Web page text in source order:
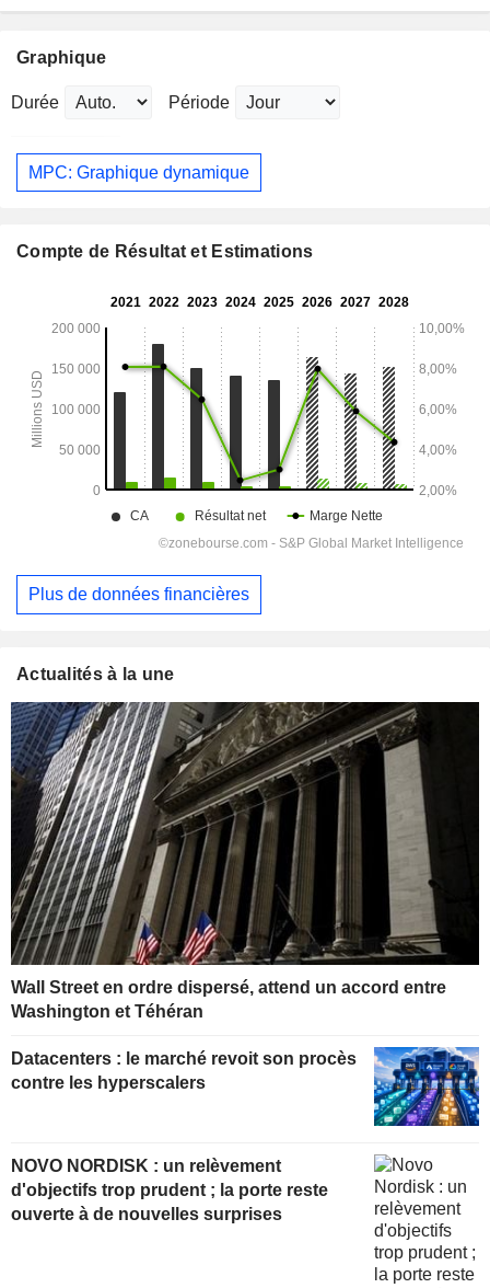
Graphique
Durée Période
MPC: Graphique dynamique
Compte de Résultat et Estimations
Plus de données financières
Actualités à la une
Wall Street en ordre dispersé, attend un accord entre
Washington et Téhéran
Datacenters : le marché revoit son procès
contre les hyperscalers
NOVO NORDISK : un relèvement
d'objectifs trop prudent ; la porte reste
ouverte à de nouvelles surprises